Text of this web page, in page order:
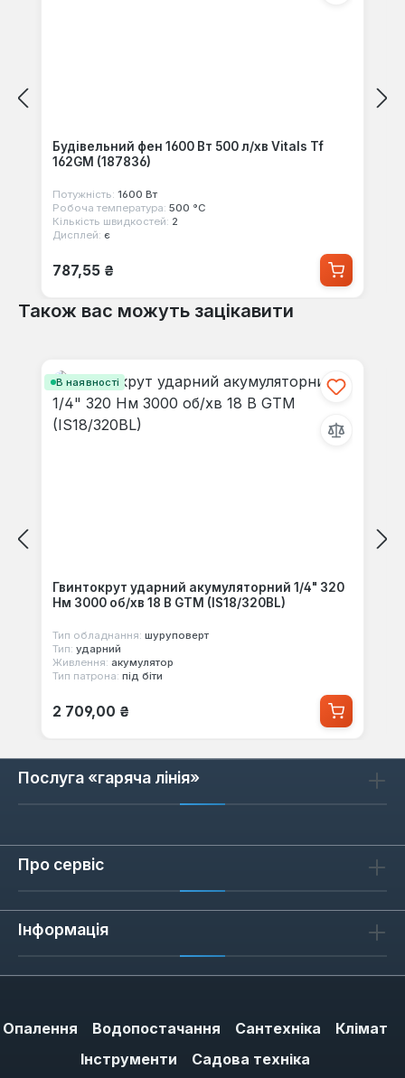
Будівельний фен 1600 Вт 500 л/хв Vitals Tf
162GM (187836)
Потужність: 1600 Вт
Робоча температура: 500 °С
Кількість швидкостей: 2
Дисплей: є
Звичайна ціна:
787,55 ₴
Також вас можуть зацікавити
В наявності
Гвинтокрут ударний акумуляторний 1/4" 320
Нм 3000 об/хв 18 В GTM (IS18/320BL)
Тип обладнання: шуруповерт
Тип: ударний
Живлення: акумулятор
Тип патрона: під біти
Звичайна ціна:
2 709,00 ₴
Послуга «гаряча лінія»
Про сервіс
Інформація
Опалення Водопостачання Сантехніка
Клімат
Інструменти
Садова техніка